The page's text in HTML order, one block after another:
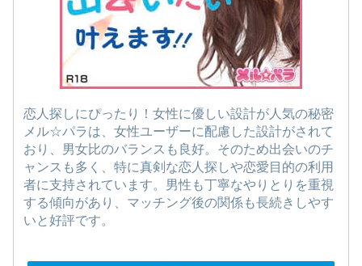
恋人探しにぴったり！女性に優しい設計が人気の秘密
メル☆パラは、女性ユーザーに配慮した設計がされて
おり、男女比のバランスも良好。そのため出会いのチ
ャンスも多く、特に真剣な恋人探しや恋愛目的の利用
者に支持されています。男性も丁寧なやりとりを重視
する傾向があり、マッチング後の関係も長続きしやす
いと好評です。